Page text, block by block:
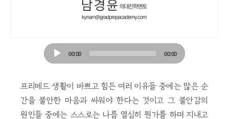
Audio
Player
00:00 00:00
프리메드 생활이 바쁘고 힘든 여러 이유들 중에는 많은 순
간을 불안한 마음과 싸워야 한다는 것이고 그 불안감의
원인들 중에는 스스로는 나름 열심히 뭔가를 하며 지내고